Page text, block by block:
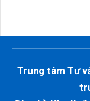
Trung tâm Tư